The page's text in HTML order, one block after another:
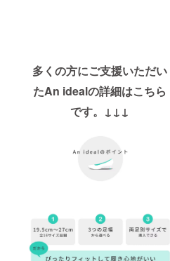
多くの方にご支援いただい
たAn idealの詳細はこちら
です。↓↓↓